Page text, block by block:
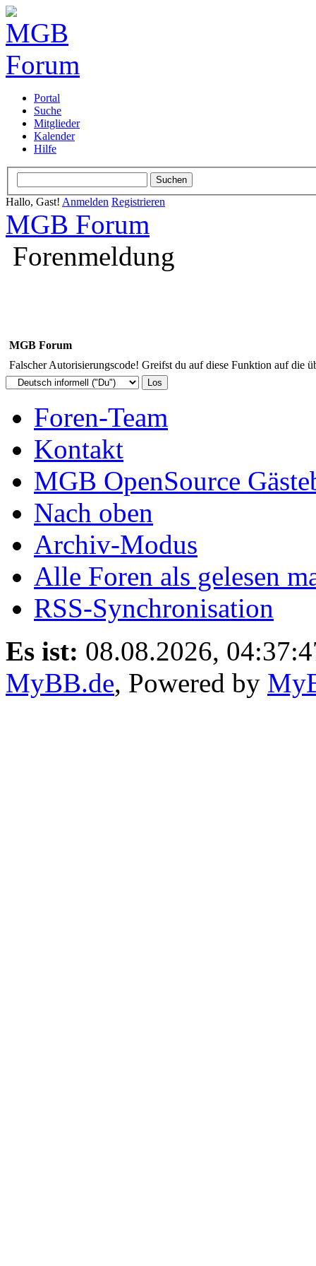
Portal
Suche
Mitglieder
Kalender
Hilfe
Hallo, Gast! Anmelden Registrieren
MGB Forum
Forenmeldung
MGB Forum
Falscher Autorisierungscode! Greifst du auf diese Funktion auf die
Foren-Team
Kontakt
MGB OpenSource
Nach oben
Archiv-Modus
Alle Foren als gelesen
RSS-Synchronisation
Es ist: 08.08.2026,
MyBB.de, Powered by